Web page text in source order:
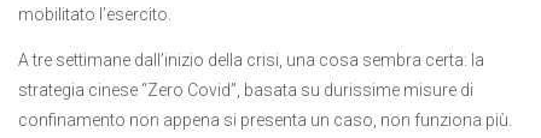
mobilitato l’esercito.
A tre settimane dall’inizio della crisi, una cosa sembra certa: la
strategia cinese “Zero Covid”, basata su durissime misure di
confinamento non appena si presenta un caso, non funziona più.